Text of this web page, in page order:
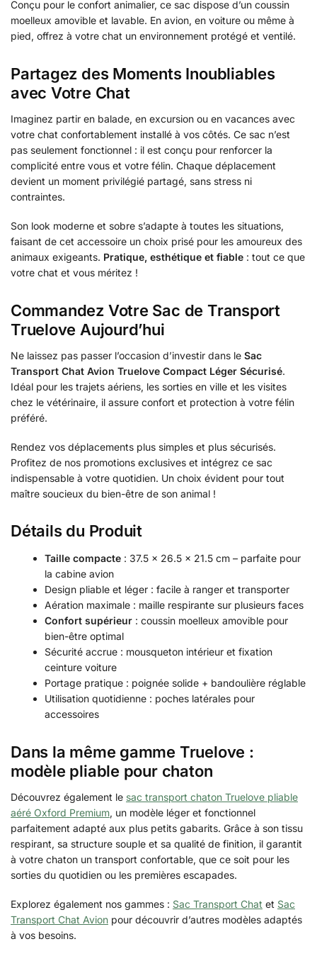
Conçu pour le confort animalier, ce sac dispose d’un coussin
moelleux amovible et lavable. En avion, en voiture ou même à
pied, offrez à votre chat un environnement protégé et ventilé.
Partagez des Moments Inoubliables
avec Votre Chat
Imaginez partir en balade, en excursion ou en vacances avec
votre chat confortablement installé à vos côtés. Ce sac n’est
pas seulement fonctionnel : il est conçu pour renforcer la
complicité entre vous et votre félin. Chaque déplacement
devient un moment privilégié partagé, sans stress ni
contraintes.
Son look moderne et sobre s’adapte à toutes les situations,
faisant de cet accessoire un choix prisé pour les amoureux des
animaux exigeants. Pratique, esthétique et fiable : tout ce que
votre chat et vous méritez !
Commandez Votre Sac de Transport
Truelove Aujourd’hui
Ne laissez pas passer l’occasion d’investir dans le Sac
Transport Chat Avion Truelove Compact Léger Sécurisé.
Idéal pour les trajets aériens, les sorties en ville et les visites
chez le vétérinaire, il assure confort et protection à votre félin
préféré.
Rendez vos déplacements plus simples et plus sécurisés.
Profitez de nos promotions exclusives et intégrez ce sac
indispensable à votre quotidien. Un choix évident pour tout
maître soucieux du bien-être de son animal !
Détails du Produit
Taille compacte : 37.5 x 26.5 x 21.5 cm – parfaite pour
la cabine avion
Design pliable et léger : facile à ranger et transporter
Aération maximale : maille respirante sur plusieurs faces
Confort supérieur : coussin moelleux amovible pour
bien-être optimal
Sécurité accrue : mousqueton intérieur et fixation
ceinture voiture
Portage pratique : poignée solide + bandoulière réglable
Utilisation quotidienne : poches latérales pour
accessoires
Dans la même gamme Truelove :
modèle pliable pour chaton
Découvrez également le sac transport chaton Truelove pliable
aéré Oxford Premium, un modèle léger et fonctionnel
parfaitement adapté aux plus petits gabarits. Grâce à son tissu
respirant, sa structure souple et sa qualité de finition, il garantit
à votre chaton un transport confortable, que ce soit pour les
sorties du quotidien ou les premières escapades.
Explorez également nos gammes : Sac Transport Chat et Sac
Transport Chat Avion pour découvrir d’autres modèles adaptés
à vos besoins.